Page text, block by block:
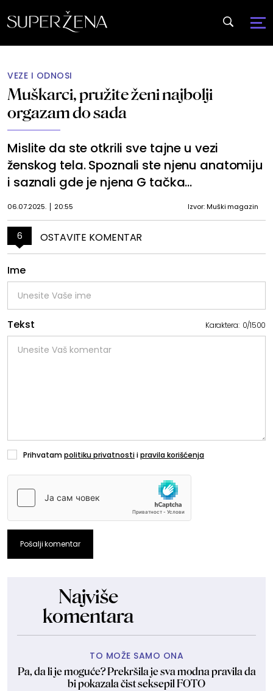
VEZE I ODNOSI
Muškarci, pružite ženi najbolji
orgazam do sada
Mislite da ste otkrili sve tajne u vezi
ženskog tela. Spoznali ste njenu anatomiju
i saznali gde je njena G tačka...
06.07.2025. 20:55 Izvor: Muški magazin
6 OSTAVITE KOMENTAR
Ime
Tekst Karaktera: 0/1500
Prihvatampolitiku privatnostiipravila korišćenja
Pošalji komentar
Najviše
komentara
TO MOŽE SAMO ONA
Pa, da li je moguće? Prekršila je sva modna pravila da
bi pokazala čist seksepil FOTO